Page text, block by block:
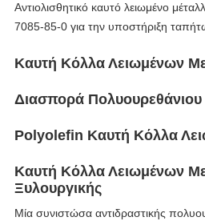
Αντιολισθητικό καυτό λειωμένο
7085-85-0 για την υποστήριξη
Καυτή Κόλλα Λειωμένων
Διασπορά Πολυουρεθάνιου
Polyolefin Καυτή Κόλλα
Καυτή Κόλλα Λειωμένων
Ξυλουργικής
Μία συνιστώσα αντιδραστικής